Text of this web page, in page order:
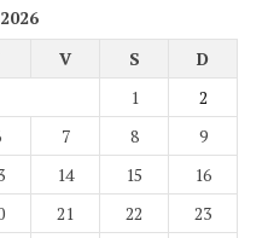
V S
D
1
2
7 8
9
14 15
16
21 22
23